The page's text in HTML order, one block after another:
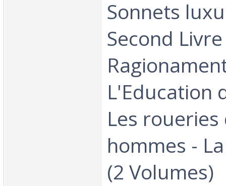
Sonnets
Second
L'Education
Les roueries
hommes -
(2 Volumes)‎